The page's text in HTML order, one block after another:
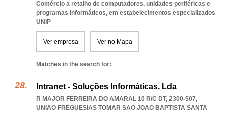
Comércio a retalho de computadores, unidades periféricas e
programas informáticos, em estabelecimentos especializados
UNIP
Ver empresa Ver no Mapa
Matches in the search for:
Intranet - Soluções Informáticas, Lda
R MAJOR FERREIRA DO AMARAL 10 R/C DT, 2300-507,
UNIAO FREGUESIAS TOMAR SAO JOAO BAPTISTA SANTA